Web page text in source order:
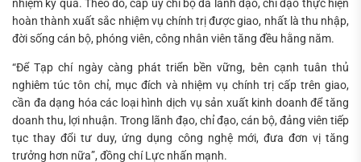
nhiệm kỳ qua. Theo đó, cấp ủy chi bộ đã lãnh đạo, chỉ đạo thực hiện
hoàn thành xuất sắc nhiệm vụ chính trị được giao, nhất là thu nhập,
đời sống cán bộ, phóng viên, công nhân viên tăng đều hằng năm.
“Để Tạp chí ngày càng phát triển bền vững, bên cạnh tuân thủ
nghiêm túc tôn chỉ, mục đích và nhiệm vụ chính trị cấp trên giao,
cần đa dạng hóa các loại hình dịch vụ sản xuất kinh doanh để tăng
doanh thu, lợi nhuận. Trong lãnh đạo, chỉ đạo, cán bộ, đảng viên tiếp
tục thay đổi tư duy, ứng dụng công nghệ mới, đưa đơn vị tăng
trưởng hơn nữa”, đồng chí Lực nhấn mạnh.